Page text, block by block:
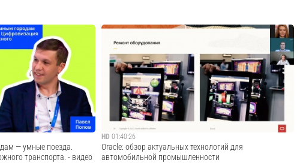
2021 года на тему
8.
Тайминг вебинара: 0:49 -
линейки решений
автотран...
видео
Запись вебинара от 20 октября 2021 года на тему "Новые
возможности в линейке решений «1С:Управление
автотранспортом»". Тайминг вебинара: 00:34 - Назначение
программных продуктов линейки решений
«1С:Предприятие 8. Управление автотранспо...
Cмотреть видео
— умные поезда.
транспорта. - видео
HD 01:40:26
Oracle: обзор актуальных технологий для
автомобильной промышленности